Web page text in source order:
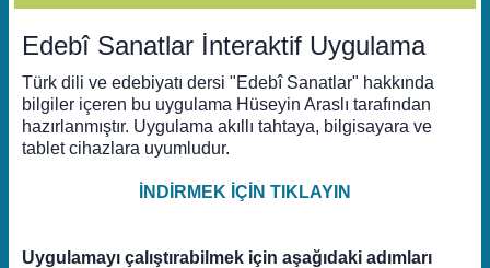
Edebî Sanatlar İnteraktif Uygulama
Türk dili ve edebiyatı dersi "Edebî Sanatlar" hakkında
bilgiler içeren bu uygulama Hüseyin Araslı tarafından
hazırlanmıştır. Uygulama akıllı tahtaya, bilgisayara ve
tablet cihazlara uyumludur.
İNDİRMEK İÇİN TIKLAYIN
Uygulamayı çalıştırabilmek için aşağıdaki adımları